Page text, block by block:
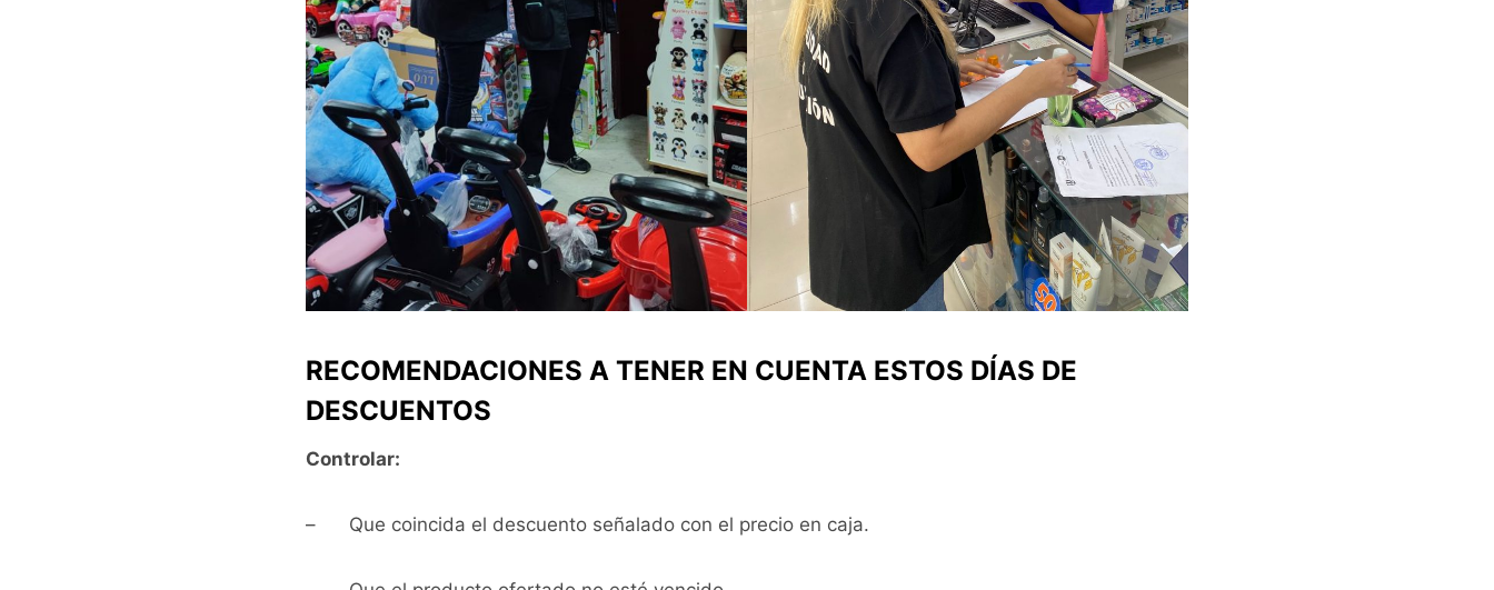
RECOMENDACIONES A TENER EN CUENTA ESTOS DÍAS DE
DESCUENTOS
Controlar:
– Que coincida el descuento señalado con el precio en caja.